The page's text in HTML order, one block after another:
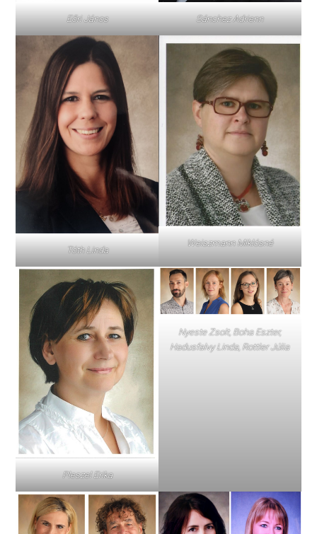
Eőri János Sánchez Adrienn
Tóth Linda
Weiszmann Miklósné
Pleszel Erika
Nyeste Zsolt, Boha Eszter,
Hadusfalvy Linda, Rottler Júlia